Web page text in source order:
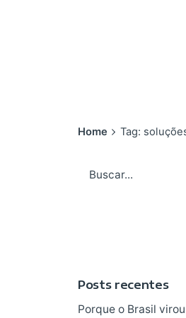
Home Tag:
for
Posts recentes
Porque o Brasil